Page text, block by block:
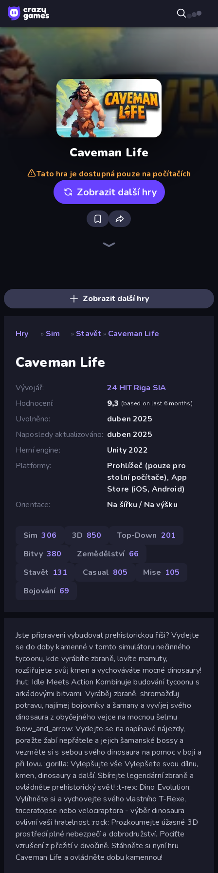
Caveman Life
Tato hra je dostupná pouze na počítačích
Zobrazit další hry
Zobrazit další hry
Hry » Sim » Stavět » Caveman Life
Caveman Life
Vývojář
24 HIT Riga SIA
Hodnocení
9,3 (based on last 6 months)
Uvolněno
duben 2025
Naposledy aktualizováno duben 2025
Herní engine
Unity 2022
Platformy
Prohlížeč (pouze pro
stolní počítače), App
Store (iOS, Android)
Orientace
Na šířku / Na výšku
Sim 306 3D 850 Top-Down 201
Bitvy 380 Zemědělství 66
Stavět 131 Casual 805 Mise 105
Bojování 69
Jste připraveni vybudovat prehistorickou říši? Vydejte
se do doby kamenné v tomto simulátoru nečinného
tycoonu, kde vyrábíte zbraně, lovíte mamuty,
rozšiřujete svůj kmen a vychováváte mocné dinosaury!
:hut: Idle Meets Action Kombinuje budování tycoonu s
arkádovými bitvami. Vyráběj zbraně, shromažďuj
potravu, najímej bojovníky a šamany a vyvíjej svého
dinosaura z obyčejného vejce na mocnou šelmu
:bow_and_arrow: Vydejte se na napínavé nájezdy,
poražte žabí nepřátele a jejich šamanské bossy a
vezměte si s sebou svého dinosaura na pomoc v boji a
při lovu. :gorilla: Vylepšujte vše Vylepšete svou dílnu,
kmen, dinosaury a další. Sbírejte legendární zbraně a
ovládněte prehistorický svět! :t-rex: Dino Evolution:
Vylíhněte si a vychovejte svého vlastního T-Rexe,
triceratopse nebo velociraptora - výběr dinosaura
ovlivní vaši hratelnost :rock: Prozkoumejte úžasné 3D
prostředí plné nebezpečí a dobrodružství. Pociťte
vzrušení z přežití v divočině. Stáhněte si nyní hru
Caveman Life a ovládněte dobu kamennou!